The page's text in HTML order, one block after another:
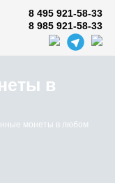
8 495 921-58-33
8 985 921-58-33
в
монеты в любом